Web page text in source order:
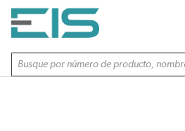
SALTAR AL CONTENIDO PRINCIPAL
Búsqueda de sitio